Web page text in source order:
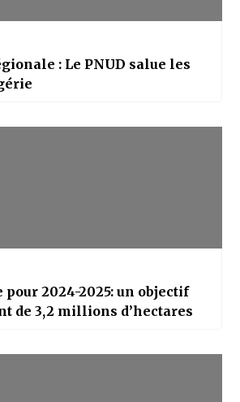
: Le PNUD salue les
2024-2025: un objectif
de 3,2 millions d’hectares